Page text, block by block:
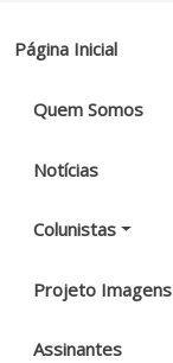
Página Inicial
Quem Somos
Notícias
Colunistas
Projeto Imagens
Assinantes